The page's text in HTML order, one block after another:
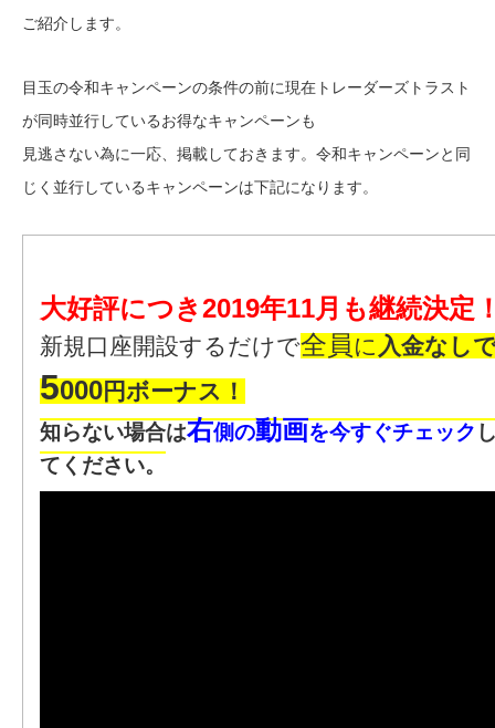
ご紹介します。
目玉の令和キャンペーンの条件の前に現在トレーダーズトラスト
が同時並行しているお得なキャンペーンも
見逃さない為に一応、掲載しておきます。令和キャンペーンと同
じく並行しているキャンペーンは下記になります。
大好評につき2019年11月も継続決定
新規口座開設するだけで全員 に 入金なし
5000円ボーナス！
知らない場合は右側の動画を今すぐチェック
てください。